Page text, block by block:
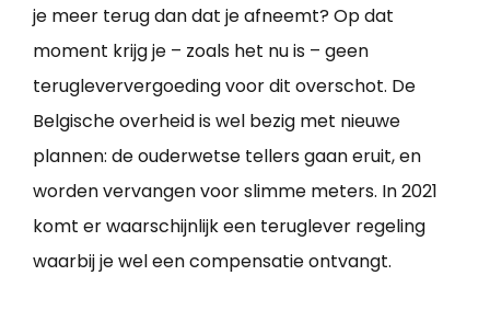
je meer terug dan dat je afneemt? Op dat
moment krijg je – zoals het nu is – geen
terugleververgoeding voor dit overschot. De
Belgische overheid is wel bezig met nieuwe
plannen: de ouderwetse tellers gaan eruit, en
worden vervangen voor slimme meters. In 2021
komt er waarschijnlijk een teruglever regeling
waarbij je wel een compensatie ontvangt.